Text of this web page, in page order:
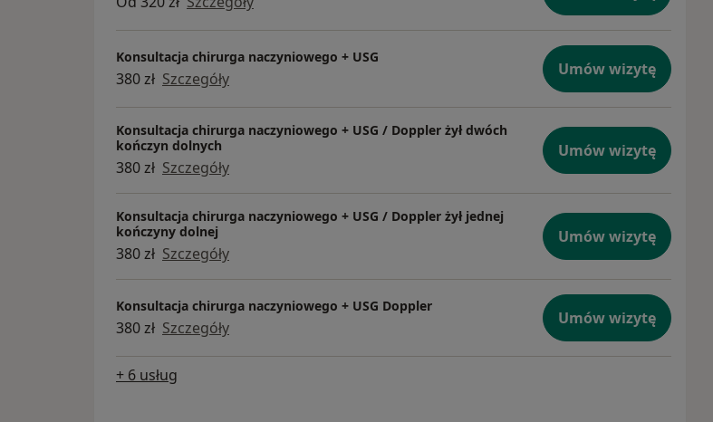
dolnych.
Serdecznie zapraszamy!
Konsultacja chirurga naczyniowego + USG
380 zł Szczegóły Umów wizytę
Konsultacja chirurga naczyniowego + USG / Doppler żył dwóch
kończyn dolnych
380 zł Szczegóły
Umów wizytę
Konsultacja chirurga naczyniowego + USG / Doppler żył jednej
kończyny dolnej
380 zł Szczegóły
Umów wizytę
Konsultacja chirurga naczyniowego + USG Doppler
380 zł Szczegóły Umów wizytę
+ 6 usług